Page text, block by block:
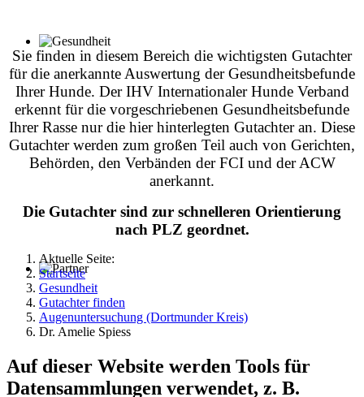
Sie finden in diesem Bereich die wichtigsten Gutachter
für die anerkannte Auswertung der Gesundheitsbefunde
Ihrer Hunde. Der IHV Internationaler Hunde Verband
erkennt für die vorgeschriebenen Gesundheitsbefunde
Ihrer Rasse nur die hier hinterlegten Gutachter an. Diese
Gutachter werden zum großen Teil auch von Gerichten,
Behörden, den Verbänden der FCI und der ACW
anerkannt.
Die Gutachter sind zur schnelleren Orientierung
nach PLZ geordnet.
Aktuelle Seite:
Startseite
Gesundheit
Gutachter finden
Augenuntersuchung (Dortmunder Kreis)
Dr. Amelie Spiess
Auf dieser Website werden Tools für
Datensammlungen verwendet, z. B.